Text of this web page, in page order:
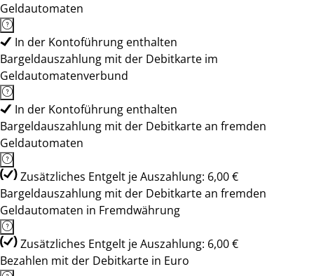
Geldautomaten
In der Kontoführung enthalten
Bargeldauszahlung mit der Debitkarte im
Geldautomatenverbund
In der Kontoführung enthalten
Bargeldauszahlung mit der Debitkarte an fremden
Geldautomaten
Zusätzliches Entgelt je Auszahlung: 6,00 €
Bargeldauszahlung mit der Debitkarte an fremden
Geldautomaten in Fremdwährung
Zusätzliches Entgelt je Auszahlung: 6,00 €
Bezahlen mit der Debitkarte in Euro